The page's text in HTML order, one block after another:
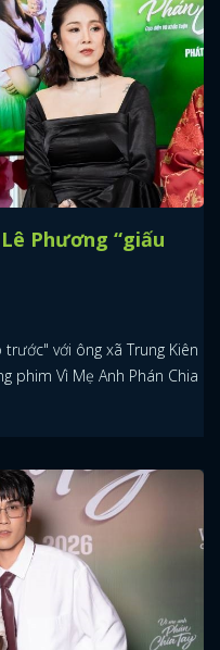
Phương “giấu
với ông xã Trung Kiên
phim Vì Mẹ Anh Phán Chia